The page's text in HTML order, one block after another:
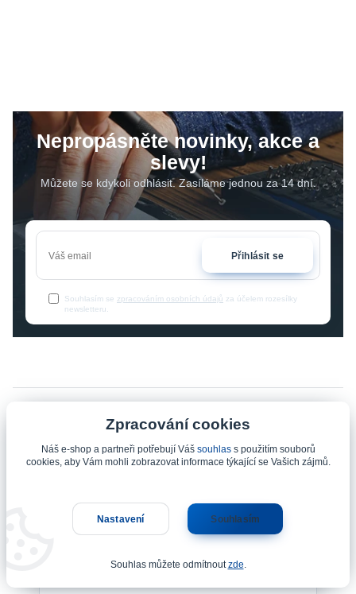
Nepropásněte novinky, akce a
slevy!
Můžete se kdykoli odhlásit. Zasíláme jednou za 14 dní.
Přihlásit se
Souhlasím se zpracováním osobních údajů za účelem rozesílky
newsletteru.
Informace pro zákazníky
Zpracování cookies
Náš e-shop a partneři potřebují Váš souhlass použitím souborů
cookies, aby Vám mohli zobrazovat informace týkající se Vašich zájmů.
Nastavení Souhlasím
Souhlas můžete odmítnoutzde